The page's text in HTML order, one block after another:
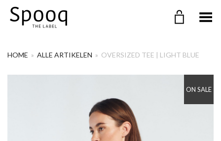
Menu in-/uitklappen
HOME » ALLE ARTIKELEN » OVERSIZED TEE | LIGHT BLUE
ON SALE